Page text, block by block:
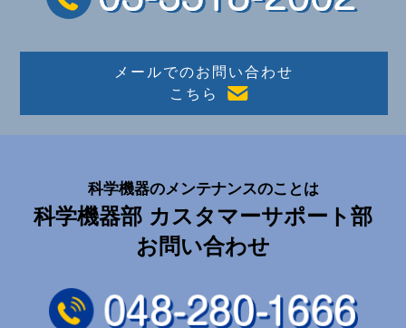
メールでのお問い合わせ
こちら
科学機器のメンテナンスのことは
科学機器部 カスタマーサポート部
お問い合わせ